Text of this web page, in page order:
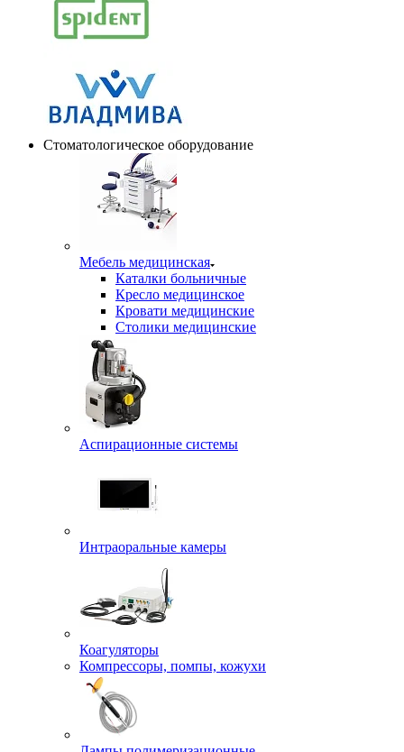
Стоматологическое оборудование
Мебель медицинская
Каталки больничные
Кресло медицинское
Кровати медицинские
Столики медицинские
Аспирационные системы
Интраоральные камеры
Коагуляторы
Компрессоры, помпы, кожухи